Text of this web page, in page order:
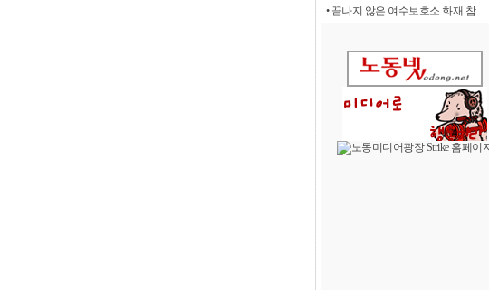
• 끝나지 않은 여수보호소 화재 참..